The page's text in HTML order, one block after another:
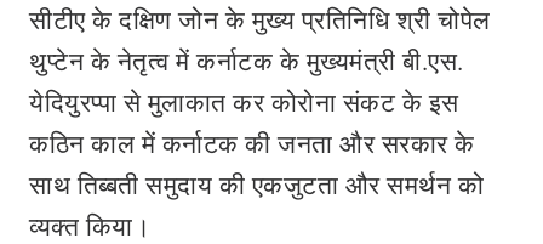
सीटीए के दक्षिण जोन के मुख्य प्रतिनिधि श्री चोपेल
थुप्टेन के नेतृत्व में कर्नाटक के मुख्यमंत्री बी.एस.
येदियुरप्पा से मुलाकात कर कोरोना संकट के इस
कठिन काल में कर्नाटक की जनता और सरकार के
साथ तिब्बती समुदाय की एकजुटता और समर्थन को
व्यक्त किया।